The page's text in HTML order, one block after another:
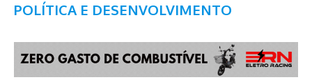
POLÍTICA E DESENVOLVIMENTO